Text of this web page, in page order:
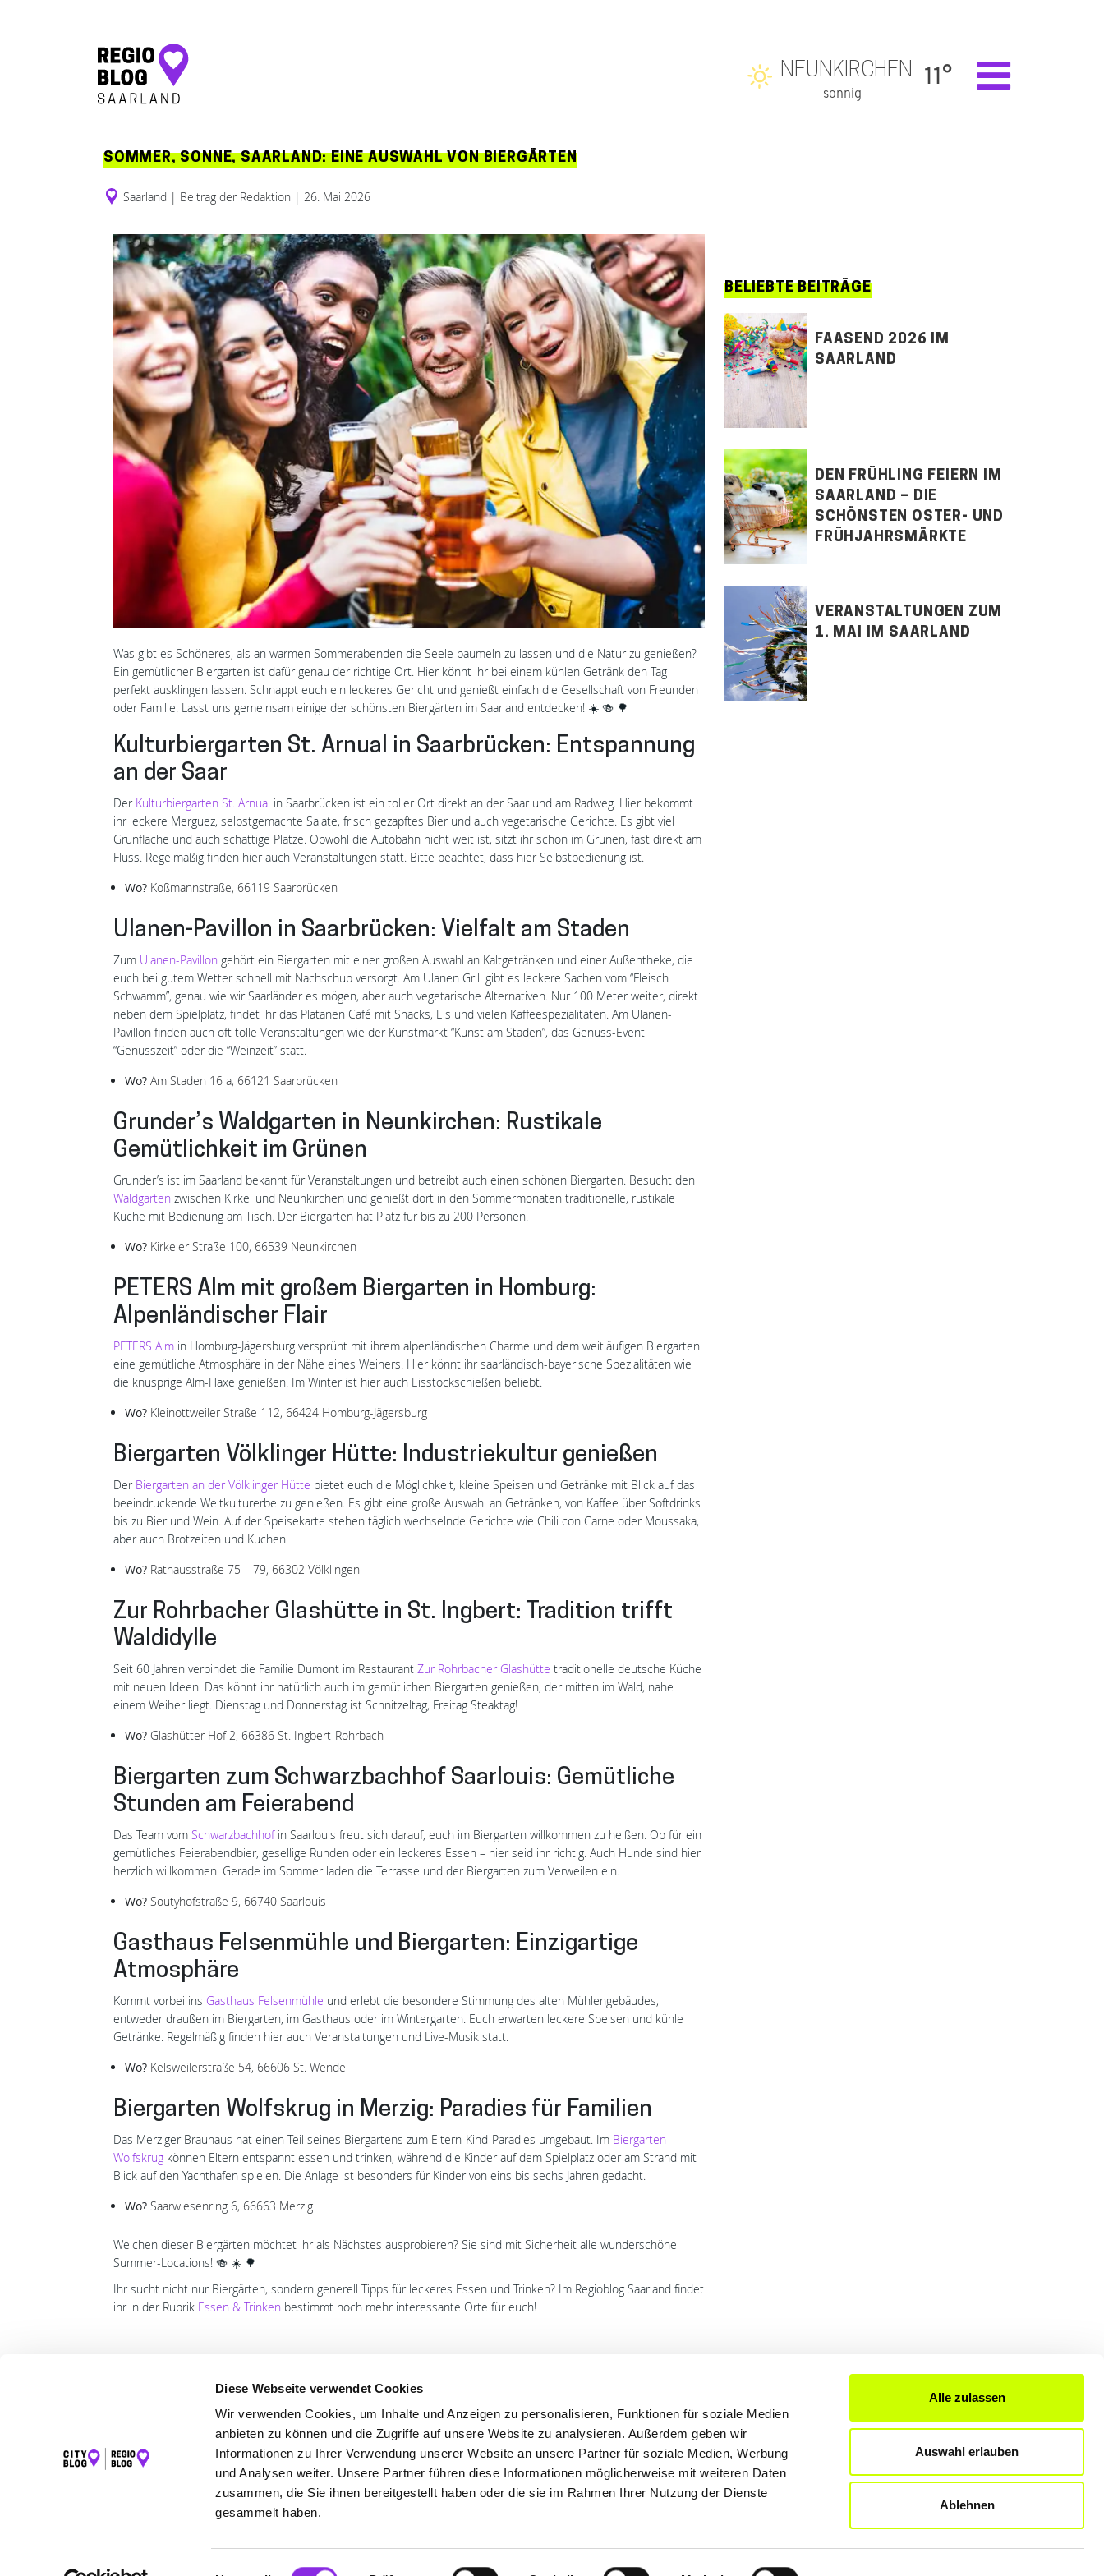
Diese Webseite verwendet Cookies
Wir verwenden Cookies, um Inhalte und Anzeigen zu personalisieren, Funktionen für soziale Medien
anbieten zu können und die Zugriffe auf unsere Website zu analysieren. Außerdem geben wir
Informationen zu Ihrer Verwendung unserer Website an unsere Partner für soziale Medien, Werbung
und Analysen weiter. Unsere Partner führen diese Informationen möglicherweise mit weiteren Daten
zusammen, die Sie ihnen bereitgestellt haben oder die sie im Rahmen Ihrer Nutzung der Dienste
gesammelt haben.
Einwilligungsauswahl
Alle zulassen
Auswahl erlauben
Ablehnen
Hauptnavigation
NEUNKIRCHEN
sonnig
11°
SOMMER, SONNE, SAARLAND: EINE AUSWAHL VON BIERGÄRTEN
Saarland | Beitrag der Redaktion | 26. Mai 2026
Was gibt es Schöneres, als an warmen Sommerabenden die Seele baumeln zu lassen und die Natur zu genießen?
Ein gemütlicher Biergarten ist dafür genau der richtige Ort. Hier könnt ihr bei einem kühlen Getränk den Tag
perfekt ausklingen lassen. Schnappt euch ein leckeres Gericht und genießt einfach die Gesellschaft von Freunden
oder Familie. Lasst uns gemeinsam einige der schönsten Biergärten im Saarland entdecken! ☀️ 🍻 🌳
Kulturbiergarten St. Arnual in Saarbrücken: Entspannung
an der Saar
Der Kulturbiergarten St. Arnual in Saarbrücken ist ein toller Ort direkt an der Saar und am Radweg. Hier bekommt
ihr leckere Merguez, selbstgemachte Salate, frisch gezapftes Bier und auch vegetarische Gerichte. Es gibt viel
Grünfläche und auch schattige Plätze. Obwohl die Autobahn nicht weit ist, sitzt ihr schön im Grünen, fast direkt am
Fluss. Regelmäßig finden hier auch Veranstaltungen statt. Bitte beachtet, dass hier Selbstbedienung ist.
Wo? Koßmannstraße, 66119 Saarbrücken
Ulanen-Pavillon in Saarbrücken: Vielfalt am Staden
Zum Ulanen-Pavillon gehört ein Biergarten mit einer großen Auswahl an Kaltgetränken und einer Außentheke, die
euch bei gutem Wetter schnell mit Nachschub versorgt. Am Ulanen Grill gibt es leckere Sachen vom “Fleisch
Schwamm”, genau wie wir Saarländer es mögen, aber auch vegetarische Alternativen. Nur 100 Meter weiter, direkt
neben dem Spielplatz, findet ihr das Platanen Café mit Snacks, Eis und vielen Kaffeespezialitäten. Am Ulanen-
Pavillon finden auch oft tolle Veranstaltungen wie der Kunstmarkt “Kunst am Staden”, das Genuss-Event
“Genusszeit” oder die “Weinzeit” statt.
Wo? Am Staden 16 a, 66121 Saarbrücken
Grunder’s Waldgarten in Neunkirchen: Rustikale
Gemütlichkeit im Grünen
Grunder’s ist im Saarland bekannt für Veranstaltungen und betreibt auch einen schönen Biergarten. Besucht den
Waldgarten zwischen Kirkel und Neunkirchen und genießt dort in den Sommermonaten traditionelle, rustikale
Küche mit Bedienung am Tisch. Der Biergarten hat Platz für bis zu 200 Personen.
Wo? Kirkeler Straße 100, 66539 Neunkirchen
PETERS Alm mit großem Biergarten in Homburg:
Alpenländischer Flair
PETERS Alm in Homburg-Jägersburg versprüht mit ihrem alpenländischen Charme und dem weitläufigen Biergarten
eine gemütliche Atmosphäre in der Nähe eines Weihers. Hier könnt ihr saarländisch-bayerische Spezialitäten wie
die knusprige Alm-Haxe genießen. Im Winter ist hier auch Eisstockschießen beliebt.
Wo? Kleinottweiler Straße 112, 66424 Homburg-Jägersburg
Biergarten Völklinger Hütte: Industriekultur genießen
Der Biergarten an der Völklinger Hütte bietet euch die Möglichkeit, kleine Speisen und Getränke mit Blick auf das
beeindruckende Weltkulturerbe zu genießen. Es gibt eine große Auswahl an Getränken, von Kaffee über Softdrinks
bis zu Bier und Wein. Auf der Speisekarte stehen täglich wechselnde Gerichte wie Chili con Carne oder Moussaka,
aber auch Brotzeiten und Kuchen.
Wo? Rathausstraße 75 – 79, 66302 Völklingen
Zur Rohrbacher Glashütte in St. Ingbert: Tradition trifft
Waldidylle
Seit 60 Jahren verbindet die Familie Dumont im Restaurant Zur Rohrbacher Glashütte traditionelle deutsche Küche
mit neuen Ideen. Das könnt ihr natürlich auch im gemütlichen Biergarten genießen, der mitten im Wald, nahe
einem Weiher liegt. Dienstag und Donnerstag ist Schnitzeltag, Freitag Steaktag!
Wo? Glashütter Hof 2, 66386 St. Ingbert-Rohrbach
Biergarten zum Schwarzbachhof Saarlouis: Gemütliche
Stunden am Feierabend
Das Team vom Schwarzbachhofin Saarlouis freut sich darauf, euch im Biergarten willkommen zu heißen. Ob für ein
gemütliches Feierabendbier, gesellige Runden oder ein leckeres Essen – hier seid ihr richtig. Auch Hunde sind hier
herzlich willkommen. Gerade im Sommer laden die Terrasse und der Biergarten zum Verweilen ein.
Wo? Soutyhofstraße 9, 66740 Saarlouis
Gasthaus Felsenmühle und Biergarten: Einzigartige
Atmosphäre
Kommt vorbei ins Gasthaus Felsenmühle und erlebt die besondere Stimmung des alten Mühlengebäudes,
entweder draußen im Biergarten, im Gasthaus oder im Wintergarten. Euch erwarten leckere Speisen und kühle
Getränke. Regelmäßig finden hier auch Veranstaltungen und Live-Musik statt.
Wo? Kelsweilerstraße 54, 66606 St. Wendel
Biergarten Wolfskrug in Merzig: Paradies für Familien
Das Merziger Brauhaus hat einen Teil seines Biergartens zum Eltern-Kind-Paradies umgebaut. Im Biergarten
Wolfskrug können Eltern entspannt essen und trinken, während die Kinder auf dem Spielplatz oder am Strand mit
Blick auf den Yachthafen spielen. Die Anlage ist besonders für Kinder von eins bis sechs Jahren gedacht.
Wo? Saarwiesenring 6, 66663 Merzig
Welchen dieser Biergärten möchtet ihr als Nächstes ausprobieren? Sie sind mit Sicherheit alle wunderschöne
Summer-Locations! 🍻 ☀️ 🌳
Ihr sucht nicht nur Biergärten, sondern generell Tipps für leckeres Essen und Trinken? Im Regioblog Saarland findet
ihr in der Rubrik Essen & Trinken bestimmt noch mehr interessante Orte für euch!
BELIEBTE BEITRÄGE
FAASEND 2026 IM
SAARLAND
DEN FRÜHLING FEIERN IM
SAARLAND – DIE
SCHÖNSTEN OSTER- UND
FRÜHJAHRSMÄRKTE
VERANSTALTUNGEN ZUM
1. MAI IM SAARLAND
LET'S CONNECT
Kontakt
SERVICE
WhatsApp
0800 0057425
FÜR UNTERNEHMER
Werben auf dem Blog
©2026 Regio Blog Saarland powered by
krick.com
Impressum Datenschutzerklärung Rechtliche Hinweise